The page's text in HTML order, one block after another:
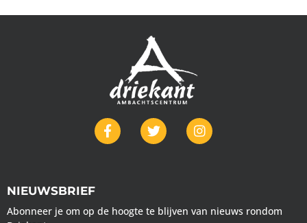
NIEUWSBRIEF
Abonneer je om op de hoogte te blijven van nieuws rondom